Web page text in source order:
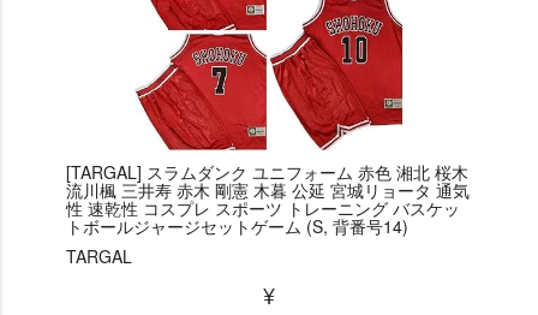
[TARGAL] スラムダンク ユニフォーム 赤色 湘北 桜木
流川楓 三井寿 赤木 剛憲 木暮 公延 宮城リョータ 通気
性 速乾性 コスプレ スポーツ トレーニング バスケッ
トボールジャージセットゲーム (S, 背番号14)
TARGAL
¥